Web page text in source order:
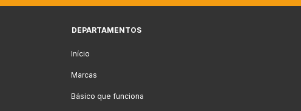
DEPARTAMENTOS
Início
Marcas
Básico que funciona